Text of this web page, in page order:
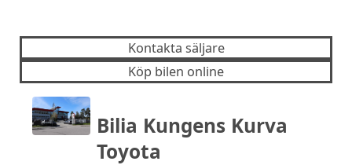
Kontakta säljare
Köp bilen online
Bilia Kungens Kurva
Toyota